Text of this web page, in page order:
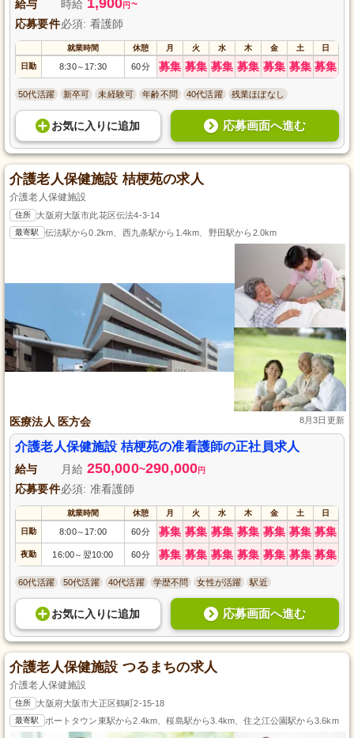
給与 時給 円 ~
応募要件必須: 看護師
就業時間 休憩 月 火 水 木 金 土 日
日勤 8:30～ 17:30 60分 募集 募集 募集 募集 募集 募集 募集
50代活躍 新卒可 未経験可 年齢不問 40代活躍 残業ほぼなし
お気に入り に追加 応募画面へ進む
介護老人保健施設 桔梗苑の求人
介護老人保健施設
住所 大阪府大阪市此花区伝法4-3-14
最寄駅 伝法駅から0.2km、西九条駅から1.4km、野田駅から2.0km
医療法人 医方会 8月3日更新
介護老人保健施設 桔梗苑の准看護師の正社員求人
給与 月給 250,000~290,000円
応募要件必須: 准看護師
就業時間 休憩 月 火 水 木 金 土 日
日勤 8:00～ 17:00 60分 募集 募集 募集 募集 募集 募集 募集
夜勤 16:00～ 翌10:00 60分 募集 募集 募集 募集 募集 募集 募集
60代活躍 50代活躍 40代活躍 学歴不問 女性が活躍 駅近
お気に入り に追加 応募画面へ進む
介護老人保健施設 つるまちの求人
介護老人保健施設
住所 大阪府大阪市大正区鶴町2-15-18
最寄駅 ポートタウン東駅から2.4km、桜島駅から3.4km、住之江公園駅から3.6km